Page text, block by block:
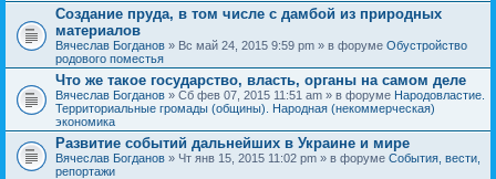
Создание пруда, в том числе с дамбой из природных
материалов
Вячеслав Богданов » Вс май 24, 2015 9:59 pm » в форуме Обустройство
родового поместья
Что же такое государство, власть, органы на самом деле
Вячеслав Богданов » Сб фев 07, 2015 11:51 am » в форуме Народовластие.
Территориальные громады (общины). Народная (некоммерческая)
экономика
Развитие событий дальнейших в Украине и мире
Вячеслав Богданов » Чт янв 15, 2015 11:02 pm » в форуме События, вести,
репортажи